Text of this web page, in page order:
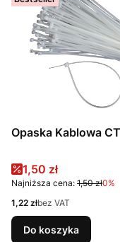
Cena promocyjna
1,50 zł
Najniższa cena: 1,50 zł0%
Cena
1,22 złbez VAT
Do koszyka